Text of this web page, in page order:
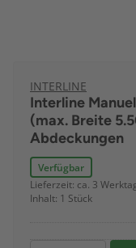
INTERLINE
Interline
(max. Breite
Abdeckungen
Verfügbar
Lieferzeit: ca. 3
Inhalt: 1 Stück